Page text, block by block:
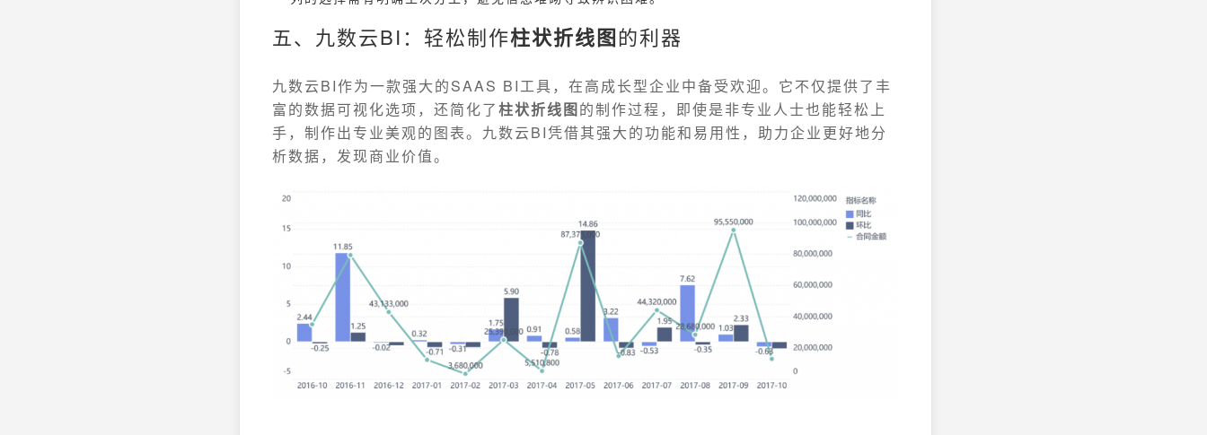
五、九数云BI：轻松制作柱状折线图的利器
九数云BI作为一款强大的SAAS BI工具，在高成长型企业中备受欢迎。它不仅提供了丰
富的数据可视化选项，还简化了柱状折线图的制作过程，即使是非专业人士也能轻松上
手，制作出专业美观的图表。九数云BI凭借其强大的功能和易用性，助力企业更好地分
析数据，发现商业价值。